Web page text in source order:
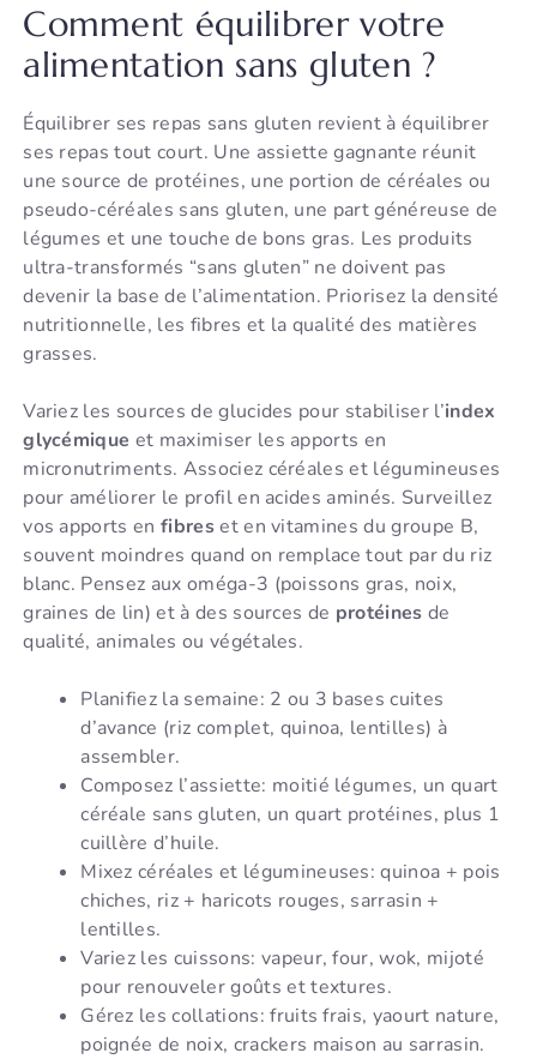
Comment équilibrer votre
alimentation sans gluten ?
Équilibrer ses repas sans gluten revient à équilibrer
ses repas tout court. Une assiette gagnante réunit
une source de protéines, une portion de céréales ou
pseudo-céréales sans gluten, une part généreuse de
légumes et une touche de bons gras. Les produits
ultra-transformés “sans gluten” ne doivent pas
devenir la base de l’alimentation. Priorisez la densité
nutritionnelle, les fibres et la qualité des matières
grasses.
Variez les sources de glucides pour stabiliser l’index
glycémique et maximiser les apports en
micronutriments. Associez céréales et légumineuses
pour améliorer le profil en acides aminés. Surveillez
vos apports en fibreset en vitamines du groupe B,
souvent moindres quand on remplace tout par du riz
blanc. Pensez aux oméga-3 (poissons gras, noix,
graines de lin) et à des sources de protéines de
qualité, animales ou végétales.
Planifiez la semaine: 2 ou 3 bases cuites
d’avance (riz complet, quinoa, lentilles) à
assembler.
Composez l’assiette: moitié légumes, un quart
céréale sans gluten, un quart protéines, plus 1
cuillère d’huile.
Mixez céréales et légumineuses: quinoa + pois
chiches, riz + haricots rouges, sarrasin +
lentilles.
Variez les cuissons: vapeur, four, wok, mijoté
pour renouveler goûts et textures.
Gérez les collations: fruits frais, yaourt nature,
poignée de noix, crackers maison au sarrasin.